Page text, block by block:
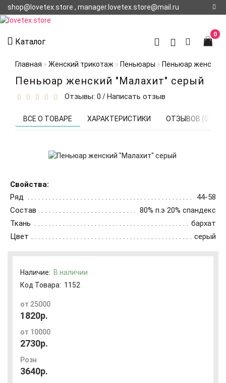
shop@lovetex.store , manager.lovetex.store@mail.ru
О НАС
О
ДОСТАВКЕ
Каталог
0
Главная Женский трикотаж Пеньюары Пеньюар женский
Пеньюар женский "Малахит" серый
Отзывы: 0 /Написать отзыв
ВСЕ О ТОВАРЕ ХАРАКТЕРИСТИКИ ОТЗЫВОВ (0)
Свойства:
Ряд
44-58
Состав
80% п.э 20% спандекс
Ткань
бархат
Цвет
серый
Наличие: В наличии
Код Товара: 1152
от 25000
1820р.
от 10000
2730р.
Розн
3640р.